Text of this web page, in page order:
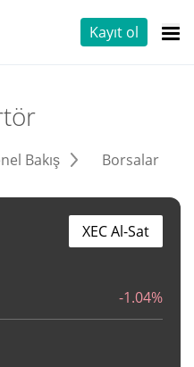
Kayıt ol
Bakış Borsalar
-1.04%
XEC Al-Sat